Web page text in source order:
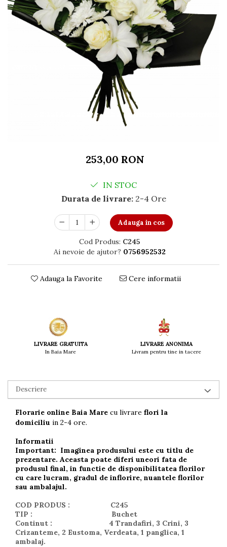
253,00 RON
IN STOC
Durata de livrare:2-4 Ore
Adauga in cos
Cod Produs: C245
Ai nevoie de ajutor? 0756952532
Adauga la Favorite Cere informatii
LIVRARE GRATUITA
In Baia Mare
LIVRARE ANONIMA
Livram pentru tine in tacere
Descriere
Florarie online Baia Mare cu livrare flori la
domiciliu in 2-4 ore.
Informatii
Important: Imaginea produsului este cu titlu de
prezentare. Aceasta poate diferi uneori fata de
produsul final, in functie de disponibilitatea florilor
cu care lucram, gradul de inflorire, nuantele florilor
sau ambalajul.
COD PRODUS : C245
TIP : Buchet
Continut : 4 Trandafiri, 3 Crini, 3
Crizanteme, 2 Eustoma, Verdeata, 1 panglica, 1
ambalaj.